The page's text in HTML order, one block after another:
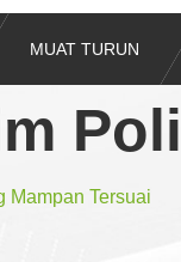
MUAT TURUN
Poli
Mampan Tersuai